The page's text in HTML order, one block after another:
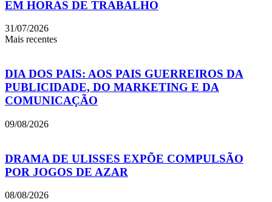
EM HORAS DE TRABALHO
31/07/2026
Mais recentes
DIA DOS PAIS: AOS PAIS GUERREIROS DA
PUBLICIDADE, DO MARKETING E DA
COMUNICAÇÃO
09/08/2026
DRAMA DE ULISSES EXPÕE COMPULSÃO
POR JOGOS DE AZAR
08/08/2026